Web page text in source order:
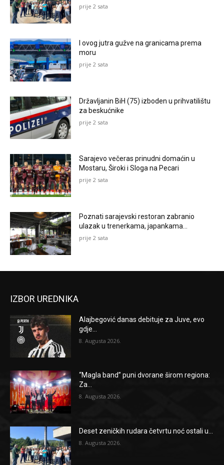
prije 2 sata
I ovog jutra gužve na granicama prema
moru
prije 2 sata
Državljanin BiH (75) izboden u prihvatilištu
za beskućnike
prije 2 sata
Sarajevo večeras prinudni domaćin u
Mostaru, Široki i Sloga na Pecari
prije 2 sata
Poznati sarajevski restoran zabranio
ulazak u trenerkama, japankama…
prije 2 sata
IZBOR UREDNIKA
Alajbegović danas debituje za Juve, evo
gdje...
8. Augusta 2026.
“Magla band” puni dvorane širom regiona:
Za...
8. Augusta 2026.
Deset zeničkih rudara četvrtu noć ostali u...
8. Augusta 2026.